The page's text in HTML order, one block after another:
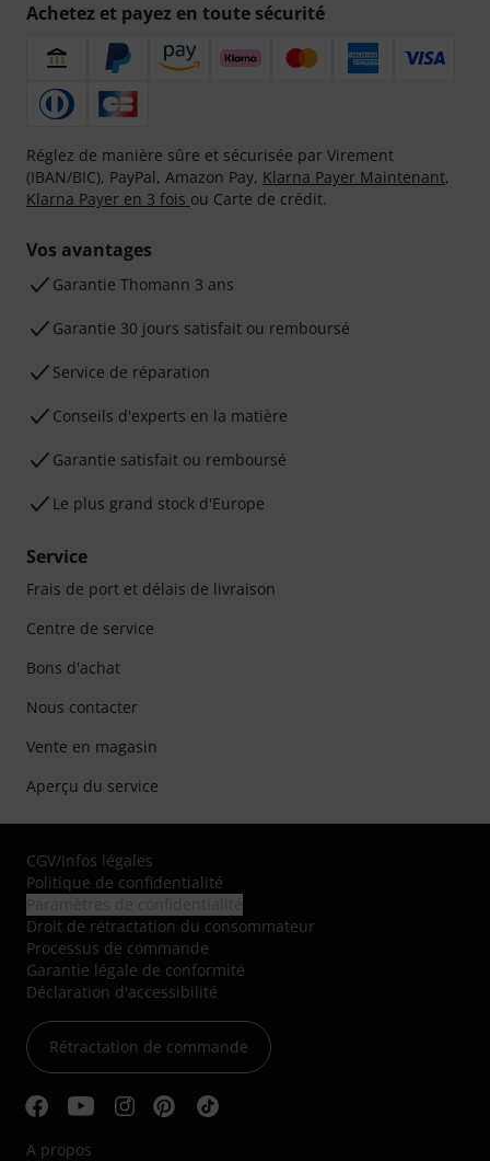
Achetez et payez en toute sécurité
Réglez de manière sûre et sécurisée par Virement
(IBAN/BIC), PayPal, Amazon Pay, Klarna Payer Maintenant,
Klarna Payer en 3 fois ou Carte de crédit.
Vos avantages
Ga­ran­tie Thomann 3 ans
Garantie 30 jours satisfait ou remboursé
Service de réparation
Conseils d'experts en la matière
Garantie satisfait ou remboursé
Le plus grand stock d'Europe
Service
Frais de port et délais de livraison
Centre de service
Bons d'achat
Nous contacter
Vente en magasin
Aperçu du service
CGV/Infos légales
Politique de confidentialité
Droit de rétractation du consommateur
Processus de commande
Garantie légale de conformité
Déclaration d'accessibilité
Rétractation de commande
A propos